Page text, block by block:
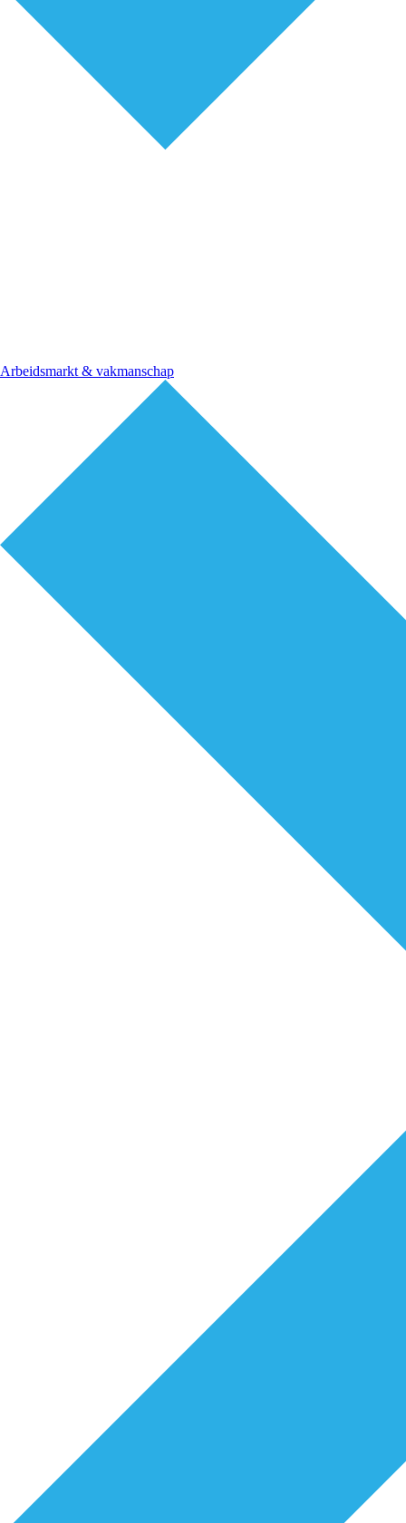
Arbeidsmarkt & vakmanschap